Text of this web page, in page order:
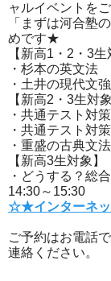
ャルイベントを
「まずは河合塾
めです★
【新高1・2・3生
・杉本の英文法
・土井の現代文
【新高2・3生対象
・共通テスト対
・共通テスト対
・重盛の古典文
【新高3生対象】
・どうする？総
14:30～15:30
☆★インターネ
ご予約はお電話
連絡ください。